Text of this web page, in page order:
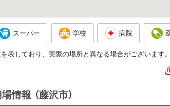
スーパー 学校 病院
表しており、実際の場所と異なる場合がございます
情報 （藤沢市）